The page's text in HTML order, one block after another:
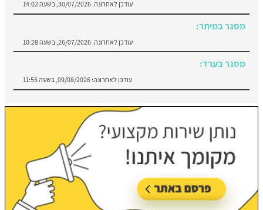
עודכן לאחרונה: 26/07/2026, בשעה 10:28
מסגר בערד:
עודכן לאחרונה:09/08/2026, בשעה 11:55